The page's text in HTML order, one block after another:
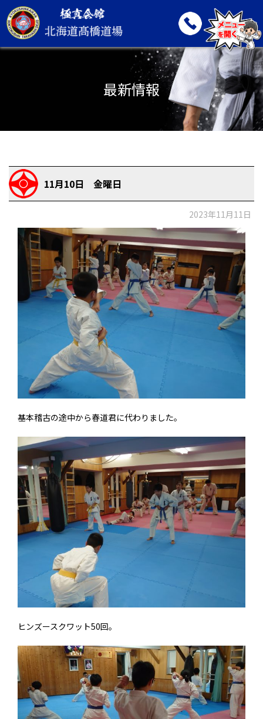
最新情報
11月10日 金曜日
2023年11月11日
基本稽古の途中から春道君に代わりました。
ヒンズースクワット50回。